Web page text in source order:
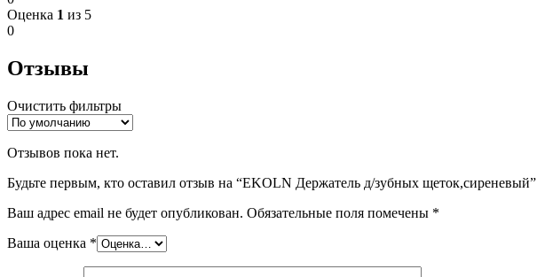
Оценка 1 из 5
0
Отзывы
Очистить фильтры
Отзывов пока нет.
Будьте первым, кто оставил отзыв на “EKOLN Держатель д/зубных щеток,сиреневый”
Ваш адрес email не будет опубликован. Обязательные поля помечены *
Ваша оценка *